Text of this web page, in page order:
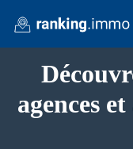
agences